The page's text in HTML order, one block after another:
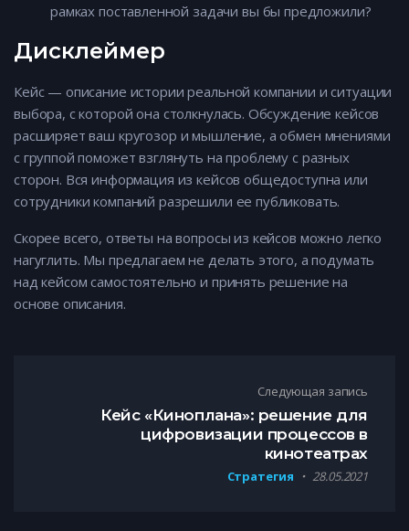
рамках поставленной задачи вы бы предложили?
Дисклеймер
Кейс — описание истории реальной компании и ситуации
выбора, с которой она столкнулась. Обсуждение кейсов
расширяет ваш кругозор и мышление, а обмен мнениями
с группой поможет взглянуть на проблему с разных
сторон. Вся информация из кейсов общедоступна или
сотрудники компаний разрешили ее публиковать.
Скорее всего, ответы на вопросы из кейсов можно легко
нагуглить. Мы предлагаем не делать этого, а подумать
над кейсом самостоятельно и принять решение на
основе описания.
Навигация по записям
Следующая запись
Кейс «Киноплана»: решение для
цифровизации процессов в
кинотеатрах
Стратегия 28.05.2021